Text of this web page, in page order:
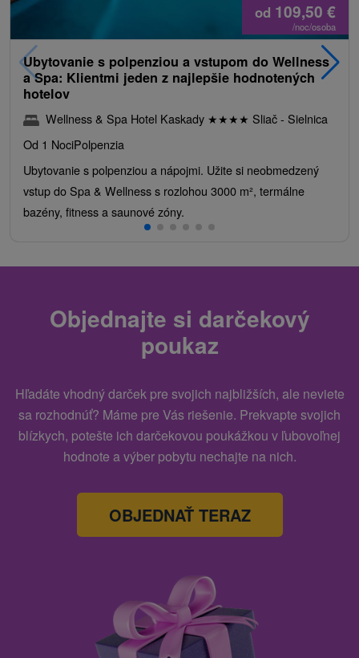
od 109,50 €
/noc/osoba
Ubytovanie s polpenziou a vstupom do Wellness
a Spa: Klientmi jeden z najlepšie hodnotených
hotelov
Wellness & Spa Hotel Kaskady ★★★★ Sliač - Sielnica
Od 1 NociPolpenzia
Ubytovanie s polpenziou a nápojmi. Užite si neobmedzený
vstup do Spa & Wellness s rozlohou 3000 m², termálne
bazény, fitness a saunové zóny.
Objednajte si darčekový
poukaz
Hľadáte vhodný darček pre svojich najbližších, ale neviete
sa rozhodnúť? Máme pre Vás riešenie. Prekvapte svojich
blízkych, potešte ich darčekovou poukážkou v ľubovoľnej
hodnote a výber pobytu nechajte na nich.
OBJEDNAŤ TERAZ